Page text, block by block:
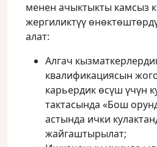
менен ачыктыкты камсыз
жергиликтүү
алат:
Алгач
квалификациясын
карьердик өсүш үчүн
тактасында «Бош
астында ички
жайгаштырылат;